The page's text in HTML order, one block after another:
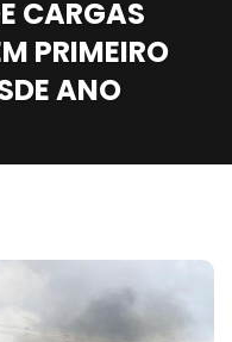
CARGAS
PRIMEIRO
ANO